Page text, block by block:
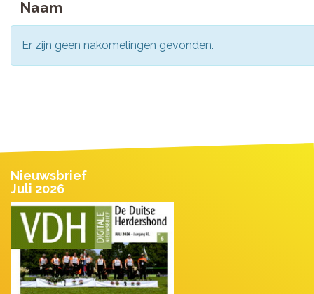
Naam
Er zijn geen nakomelingen gevonden.
Nieuwsbrief
Juli 2026